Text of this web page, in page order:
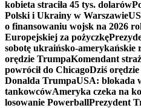
kobieta straciła 45 tys. dolarów
Polski i Ukrainy w Warszawie
o finansowaniu wojsk na 2026
Europejskiej za pożyczkę
sobotę ukraińsko-amerykańskie
orędzie TrumpaKomendant
powrócił do ChicagoDziś
Donalda TrumpaUSA: blokada
tankowcówAmeryka czeka na
losowanie PowerballPrezydent